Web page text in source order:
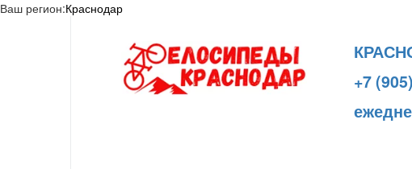
Ваш регион:Краснодар
+7